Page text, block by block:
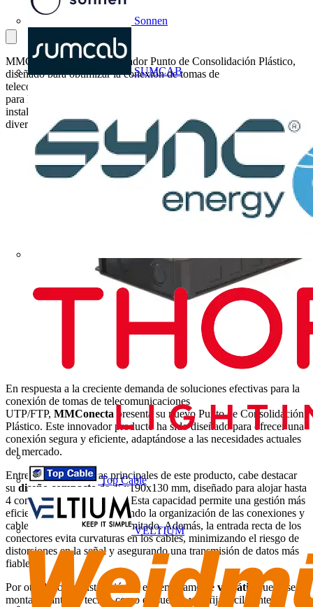
Sonnen
SUMCAB
Top Cable
VELTIUM
MMConecta lanza su innovador Punto de Consolidación Plástico,
diseñado para optimizar la conexión de tomas de
telecomunicaciones UTP/FTP. Con un diseño compacto y capacidad
para hasta 4 conectores Keystone, este dispositivo garantiza una
instalación versátil y una transmisión de datos fiable, adaptándose a
diversos entornos comerciales.
En respuesta a la creciente demanda de soluciones efectivas para la
conexión de tomas de telecomunicaciones
UTP/FTP, MMConecta presenta su nuevo Punto de Consolidación
Plástico. Este innovador producto ha sido diseñado para ofrecer una
conexión segura y eficiente, adaptándose a las necesidades actuales
del mercado.
Entre las características principales de este producto, cabe destacar
su diseño compactode 45x190x130 mm, diseñado para alojar hasta
4 conectores tipo Keystone. Esta capacidad permite una gestión más
eficiente del espacio, facilitando la organización de las conexiones y
cables donde el espacio es limitado. Además, la entrada recta de los
conectores evita curvaturas en los cables, minimizando el riesgo de
distorsiones en la señal y asegurando una transmisión de datos más
fiable.
Por otro lado, su instalación es extremadamente versátil
; puede ser
montado tanto en techos como en suelos, y se fija fácilmente